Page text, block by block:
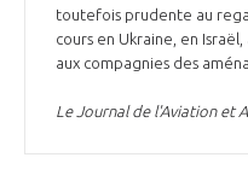
NOS RÉSEAUX À
COMITÉ AERO PME
STARTAIR
LES PROGRAMMES DU GIFAS
UN ÉCOSYSTÈME INTÉGRÉ ET
LA MÉDIATION
toutefois prudente au
cours en Ukraine, en
aux compagnies des
Le Journal de l'Aviation et